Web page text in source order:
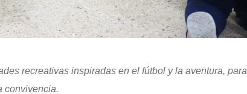
recreativas inspiradas en el fútbol y la aventura, para
convivencia.